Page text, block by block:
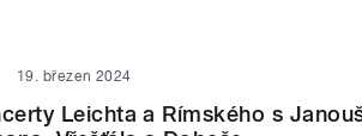
19. březen 2024
Leichta a Rímského s